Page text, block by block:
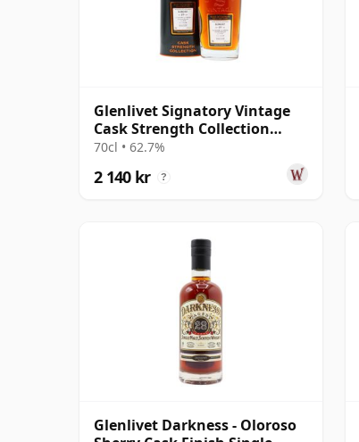
Glenlivet Signatory Vintage
Cask Strength Collection
Single 2004 19 år gammal
70cl • 62.7%
2 140 kr ?
Glenlivet Darkness - Oloroso